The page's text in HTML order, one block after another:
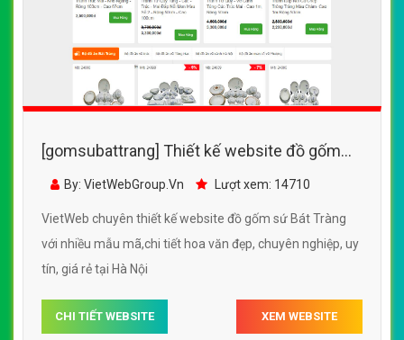
[gomsubattrang] Thiết kế website đồ gốm
sứ Bát Tràng với nhiều mẫu mã,chi tiết hoa
By: VietWebGroup.Vn Lượt xem: 14710
VietWeb chuyên thiết kế website đồ gốm sứ Bát Tràng
với nhiều mẫu mã,chi tiết hoa văn đẹp, chuyên nghiệp, uy
tín, giá rẻ tại Hà Nội
CHI TIẾT WEBSITE XEM WEBSITE